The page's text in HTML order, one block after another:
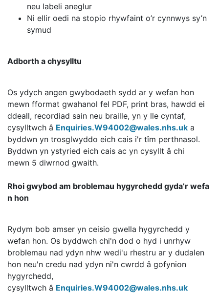
neu labeli aneglur
Ni ellir oedi na stopio rhywfaint o’r cynnwys sy’n
symud
Adborth a chysylltu
Os ydych angen gwybodaeth sydd ar y wefan hon
mewn fformat gwahanol fel PDF, print bras, hawdd ei
ddeall, recordiad sain neu braille, yn y lle cyntaf,
cysylltwch â Enquiries.W94002@wales.nhs.uk a
byddwn yn trosglwyddo eich cais i'r tîm perthnasol.
Byddwn yn ystyried eich cais ac yn cysyllt â chi
mewn 5 diwrnod gwaith.
Rhoi gwybod am broblemau hygyrchedd gyda’r wefa
n hon
Rydym bob amser yn ceisio gwella hygyrchedd y
wefan hon. Os byddwch chi'n dod o hyd i unrhyw
broblemau nad ydyn nhw wedi'u rhestru ar y dudalen
hon neu'n credu nad ydyn ni'n cwrdd â gofynion
hygyrchedd,
cysylltwch â Enquiries.W94002@wales.nhs.uk